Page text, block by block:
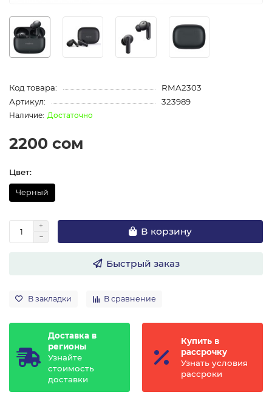
Код товара:
RMA2303
Артикул:
323989
Достаточно
2200 сом
Цвет:
Черный
В корзину
Быстрый заказ
В закладки В сравнение
Доставка в
регионы
Узнайте
стоимость
доставки
Купить в
рассрочку
Узнать условия
рассроки